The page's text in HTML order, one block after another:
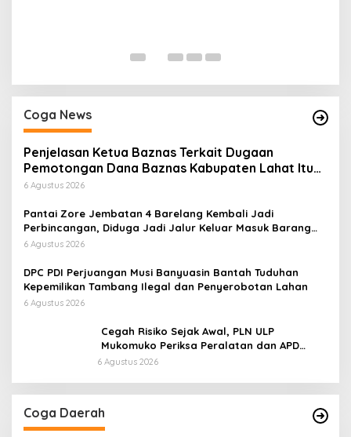
Coga News
Penjelasan Ketua Baznas Terkait Dugaan
Pemotongan Dana Baznas Kabupaten Lahat Itu
Tidak Benar
6 Agustus 2026
Pantai Zore Jembatan 4 Barelang Kembali Jadi
Perbincangan, Diduga Jadi Jalur Keluar Masuk Barang
Tanpa Dokumen Kepabeanan, Nama Berinisial WL
di Kawasan Pesisir
6 Agustus 2026
DPC PDI Perjuangan Musi Banyuasin Bantah Tuduhan
Kepemilikan Tambang Ilegal dan Penyerobotan Lahan
6 Agustus 2026
Cegah Risiko Sejak Awal, PLN ULP
Mukomuko Periksa Peralatan dan APD
Petugas secara Rutin
6 Agustus 2026
Coga Daerah